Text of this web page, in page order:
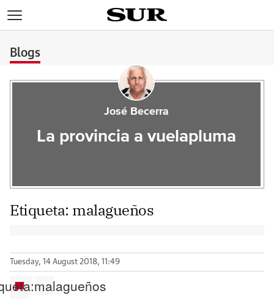
Blogs
José Becerra
La provincia a vuelapluma
Etiqueta: malagueños
Tuesday, 14 August 2018, 11:49
malagueños